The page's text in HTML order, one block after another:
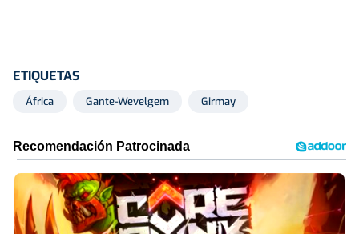
ETIQUETAS
África Gante-Wevelgem Girmay